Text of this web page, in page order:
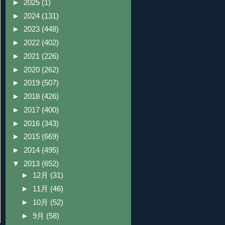
► 2025 (1)
► 2024 (131)
► 2023 (448)
► 2022 (402)
► 2021 (226)
► 2020 (262)
► 2019 (507)
► 2018 (426)
► 2017 (400)
► 2016 (343)
► 2015 (669)
► 2014 (495)
▼ 2013 (652)
► 12月 (31)
► 11月 (46)
► 10月 (52)
► 9月 (58)